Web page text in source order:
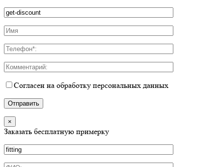
Согласен на обработку персональных данных
×
Заказать бесплатную примерку